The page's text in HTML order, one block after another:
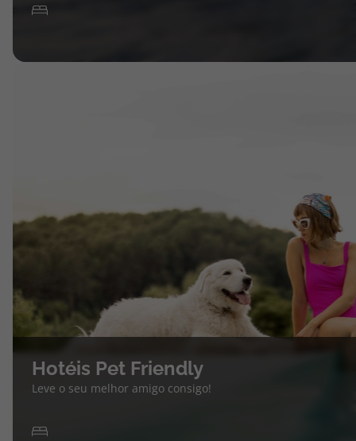
Hotéis Pet Friendly
Leve o seu melhor amigo consigo!